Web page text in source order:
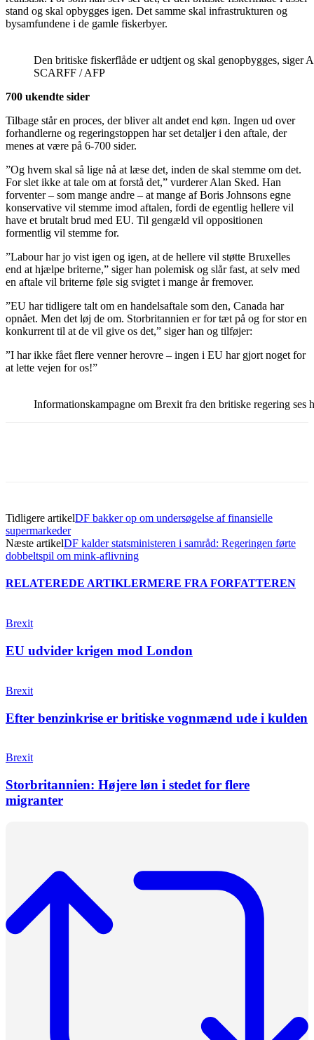
stand og skal opbygges igen. Det samme skal infrastrukturen og
bysamfundene i de gamle fiskerbyer.
Den britiske fiskerflåde er udtjent og skal genopbygges,
SCARFF / AFP
700 ukendte sider
Tilbage står en proces, der bliver alt andet end køn. Ingen ud over
forhandlerne og regeringstoppen har set detaljer i den aftale, der
menes at være på 6-700 sider.
”Og hvem skal så lige nå at læse det, inden de skal stemme om det.
For slet ikke at tale om at forstå det,” vurderer Alan Sked. Han
forventer – som mange andre – at mange af Boris Johnsons egne
konservative vil stemme imod aftalen, fordi de egentlig hellere vil
have et brutalt brud med EU. Til gengæld vil oppositionen
formentlig vil stemme for.
”Labour har jo vist igen og igen, at de hellere vil støtte Bruxelles
end at hjælpe briterne,” siger han polemisk og slår fast, at selv med
en aftale vil briterne føle sig svigtet i mange år fremover.
”EU har tidligere talt om en handelsaftale som den, Canada har
opnået. Men det løj de om. Storbritannien er for tæt på og for stor en
konkurrent til at de vil give os det,” siger han og tilføjer:
”I har ikke fået flere venner herovre – ingen i EU har gjort noget for
at lette vejen for os!”
Informationskampagne om Brexit fra den britiske regering
Tidligere artikelDF bakker op om undersøgelse af finansielle
supermarkeder
Næste artikelDF kalder statsministeren i samråd: Regeringen førte
dobbeltspil om mink-aflivning
RELATEREDE ARTIKLERMERE FRA FORFATTEREN
Brexit
EU udvider krigen mod London
Brexit
Efter benzinkrise er britiske vognmænd ude i kulden
Brexit
Storbritannien: Højere løn i stedet for flere
migranter